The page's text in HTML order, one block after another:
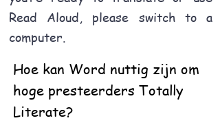
Read Aloud, please switch to a
computer.
Hoe kan Word nuttig zijn om
hoge presteerders Totally
Literate?